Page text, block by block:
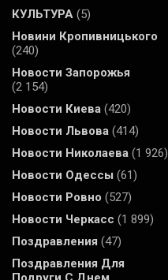
КУЛЬТУРА (5)
Новини Кропивницького
(240)
Новости Запорожья
(2 154)
Новости Киева (420)
Новости Львова (414)
Новости Николаева (1 926)
Новости Одессы (61)
Новости Ровно (527)
Новости Черкасс (1 899)
Поздравления (47)
Поздравления Для